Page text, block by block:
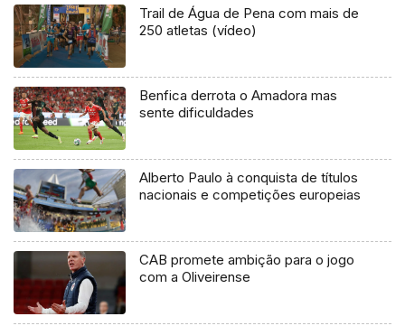
Trail de Água de Pena com mais de
250 atletas (vídeo)
Benfica derrota o Amadora mas
sente dificuldades
Alberto Paulo à conquista de títulos
nacionais e competições europeias
CAB promete ambição para o jogo
com a Oliveirense